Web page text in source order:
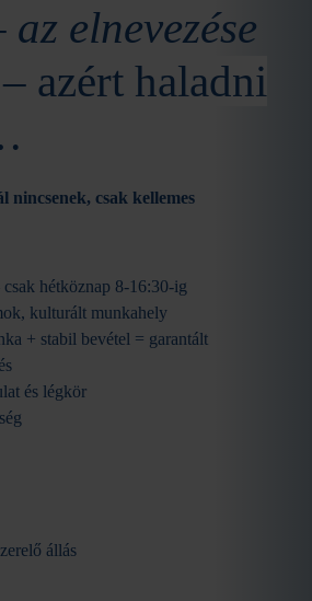
az elnevezése
– azért haladni
nincsenek, csak kellemes
hétköznap 8-16:30-ig
kulturált munkahely
+ stabil bevétel = garantált
és légkör